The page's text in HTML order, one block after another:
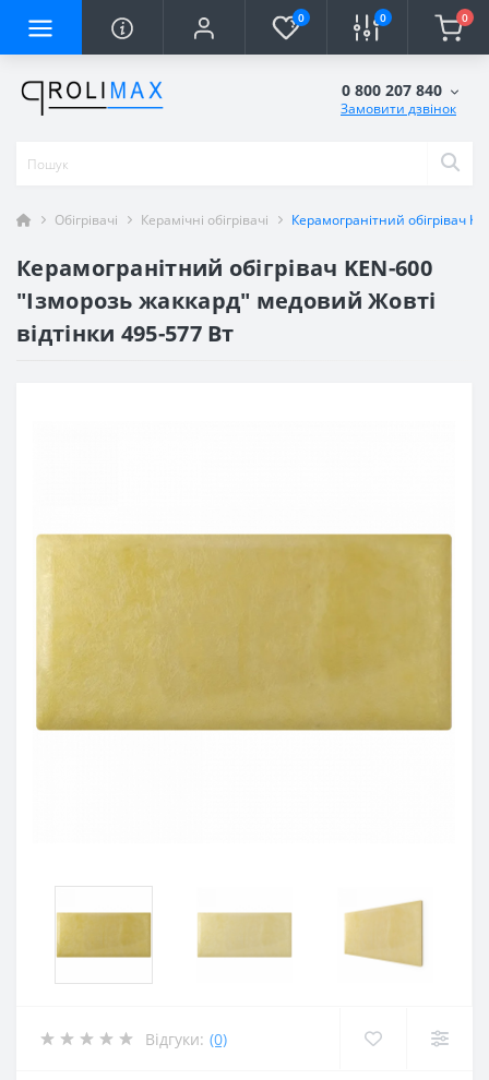
0 0 0
0 800 207 840
Замовити дзвінок
Обігрівачі Керамічні обігрівачі Керамогранітний обігрівач
Керамогранітний обігрівач KEN-600
"Ізморозь жаккард" медовий Жовті
відтінки 495-577 Вт
Відгуки: (0)